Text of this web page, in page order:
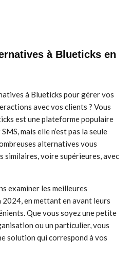
à Blueticks en
à Blueticks pour gérer vos
avec vos clients ? Vous
est une plateforme populaire
mais elle n’est pas la seule
alternatives vous
voire supérieures, avec
examiner les meilleures
en mettant en avant leurs
Que vous soyez une petite
ou un particulier, vous
solution qui correspond à vos